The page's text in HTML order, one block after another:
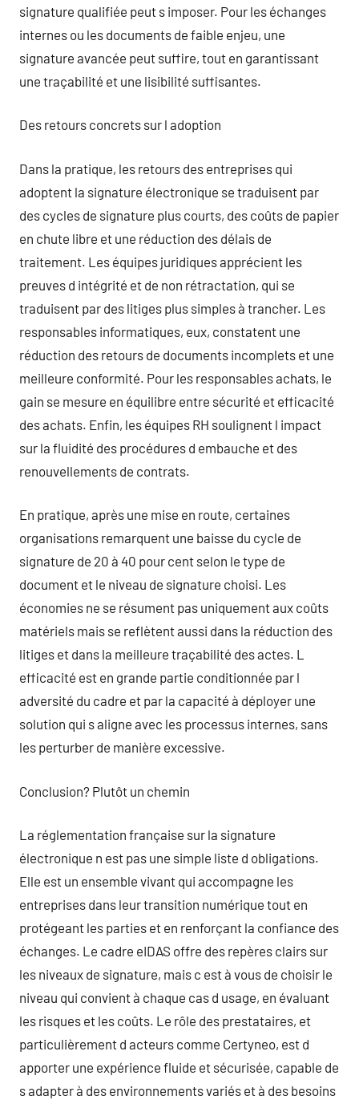
signature qualifiée peut s imposer. Pour les échanges
internes ou les documents de faible enjeu, une
signature avancée peut suffire, tout en garantissant
une traçabilité et une lisibilité suffisantes.
Des retours concrets sur l adoption
Dans la pratique, les retours des entreprises qui
adoptent la signature électronique se traduisent par
des cycles de signature plus courts, des coûts de papier
en chute libre et une réduction des délais de
traitement. Les équipes juridiques apprécient les
preuves d intégrité et de non rétractation, qui se
traduisent par des litiges plus simples à trancher. Les
responsables informatiques, eux, constatent une
réduction des retours de documents incomplets et une
meilleure conformité. Pour les responsables achats, le
gain se mesure en équilibre entre sécurité et efficacité
des achats. Enfin, les équipes RH soulignent l impact
sur la fluidité des procédures d embauche et des
renouvellements de contrats.
En pratique, après une mise en route, certaines
organisations remarquent une baisse du cycle de
signature de 20 à 40 pour cent selon le type de
document et le niveau de signature choisi. Les
économies ne se résument pas uniquement aux coûts
matériels mais se reflètent aussi dans la réduction des
litiges et dans la meilleure traçabilité des actes. L
efficacité est en grande partie conditionnée par l
adversité du cadre et par la capacité à déployer une
solution qui s aligne avec les processus internes, sans
les perturber de manière excessive.
Conclusion? Plutôt un chemin
La réglementation française sur la signature
électronique n est pas une simple liste d obligations.
Elle est un ensemble vivant qui accompagne les
entreprises dans leur transition numérique tout en
protégeant les parties et en renforçant la confiance des
échanges. Le cadre eIDAS offre des repères clairs sur
les niveaux de signature, mais c est à vous de choisir le
niveau qui convient à chaque cas d usage, en évaluant
les risques et les coûts. Le rôle des prestataires, et
particulièrement d acteurs comme Certyneo, est d
apporter une expérience fluide et sécurisée, capable de
s adapter à des environnements variés et à des besoins